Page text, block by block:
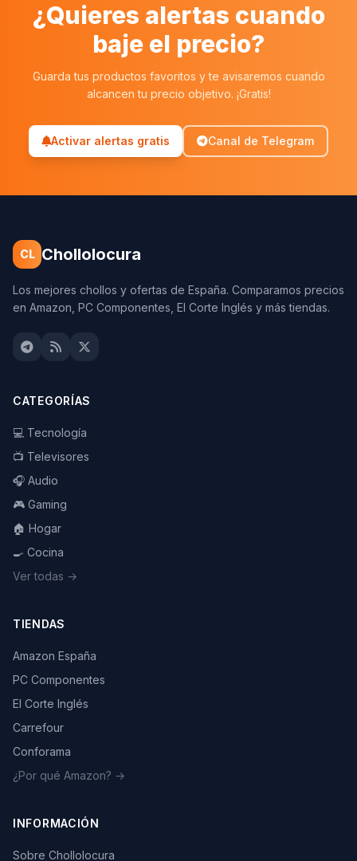
¿Quieres alertas cuando
baje el precio?
Guarda tus productos favoritos y te avisaremos cuando
alcancen tu precio objetivo. ¡Gratis!
Activar alertas gratis Canal de Telegram
CL Chollolocura
Los mejores chollos y ofertas de España. Comparamos precios
en Amazon, PC Componentes, El Corte Inglés y más tiendas.
CATEGORÍAS
💻 Tecnología
📺 Televisores
🎧 Audio
🎮 Gaming
🏠 Hogar
🍳 Cocina
Ver todas →
TIENDAS
Amazon España
PC Componentes
El Corte Inglés
Carrefour
Conforama
¿Por qué Amazon? →
INFORMACIÓN
Sobre Chollolocura